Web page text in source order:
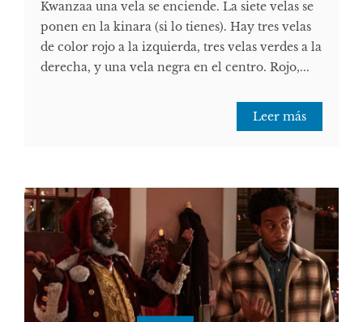
Kwanzaa una vela se enciende. La siete velas se
ponen en la kinara (si lo tienes). Hay tres velas
de color rojo a la izquierda, tres velas verdes a la
derecha, y una vela negra en el centro. Rojo,...
Leer más